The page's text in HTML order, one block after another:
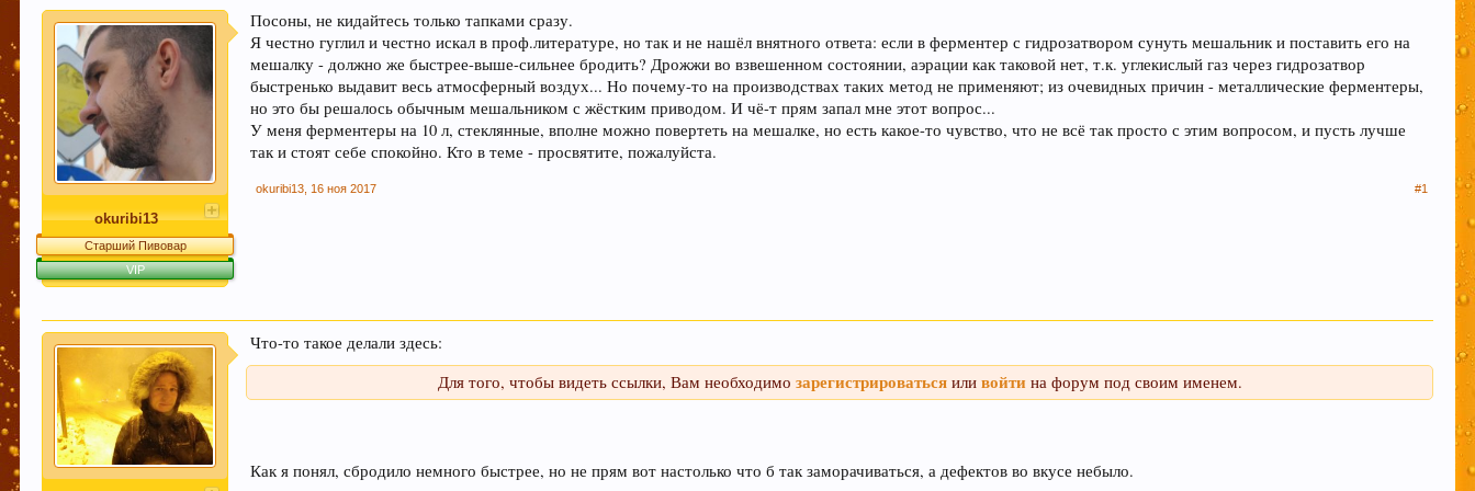
Любое общение, которое не по-теме ПРОШУ переносить вчат.
При приеме пива у мужчин выделяется гормон дофамин, отвечающий за чувство удовлетворения. При этом удовольствие вызывает только вкус пива,
независимо от того, любит ли мужчина напитки этой марки, и даже при отсутствии алкоголя.
Пиво богато антиоксидантами, которые приходят из хмеля и солода, из которых оно состоит. Эти антиоксиданты предотвратят рак.
Пиво содержит витамин В, который помогает нам поддерживать здоровую кожу, нужный мышечный тонус, борется с заболеваниями сердечно-
сосудистой и иммунной системы.
Кофе оказывает воздействие на преждевременное старение человека и способствует развитию онкозаболеваний. Пиво же наоборот защищает ДНК.
okuribi13
Старший Пивовар
VIP
Посоны, не кидайтесь только тапками сразу.
Я честно гуглил и честно искал в проф.литературе, но так и не нашёл внятного ответа: если в ферментер с гидрозатвором сунуть мешальник и поставить его на
мешалку - должно же быстрее-выше-сильнее бродить? Дрожжи во взвешенном состоянии, аэрации как таковой нет, т.к. углекислый газ через гидрозатвор
быстренько выдавит весь атмосферный воздух... Но почему-то на производствах таких метод не применяют; из очевидных причин - металлические ферментеры,
но это бы решалось обычным мешальником с жёстким приводом. И чё-т прям запал мне этот вопрос...
У меня ферментеры на 10 л, стеклянные, вполне можно повертеть на мешалке, но есть какое-то чувство, что не всё так просто с этим вопросом, и пусть лучше
так и стоят себе спокойно. Кто в теме - просвятите, пожалуйста.
okuribi13 16 ноя 2017 #1
Что-то такое делали здесь:
Для того, чтобы видеть ссылки, Вам необходимо зарегистрироватьсяили войтина форум под своим именем.
Как я понял, сбродило немного быстрее, но не прям вот настолько что б так заморачиваться, а дефектов во вкусе небыло.